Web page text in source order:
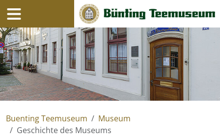
Navigation
Inhalt
Buenting Teemuseum
Museum
Geschichte des Museums